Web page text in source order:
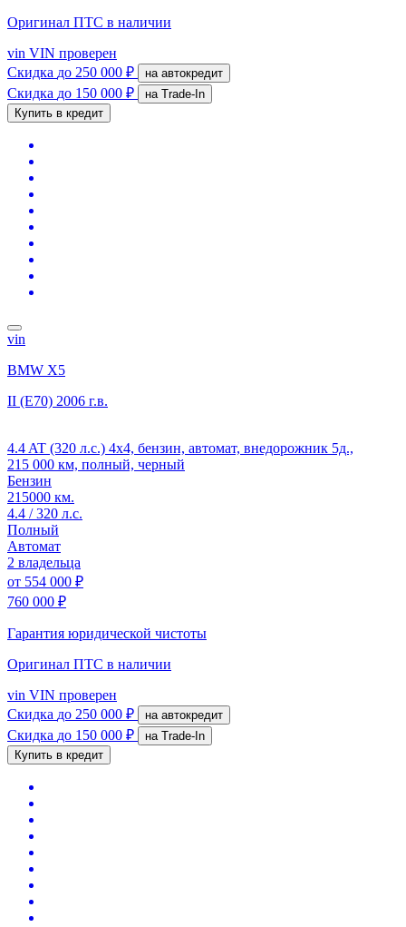
Оригинал ПТС в наличии
vin VIN проверен
Скидка до 250 000 ₽ на автокредит
Скидка до 150 000 ₽
на Trade-In
Купить в кредит
vin
BMW X5
II (E70) 2006 г.в.
4.4 AT (320 л.с.) 4x4, бензин, автомат, внедорожник 5д.,
215 000 км, полный, черный
Бензин
215000 км.
4.4 / 320 л.с.
Полный
Автомат
2 владельца
от 554 000 ₽
760 000 ₽
Гарантия юридической чистоты
Оригинал ПТС в наличии
vin VIN проверен
Скидка до 250 000 ₽ на автокредит
Скидка до 150 000 ₽
на Trade-In
Купить в кредит